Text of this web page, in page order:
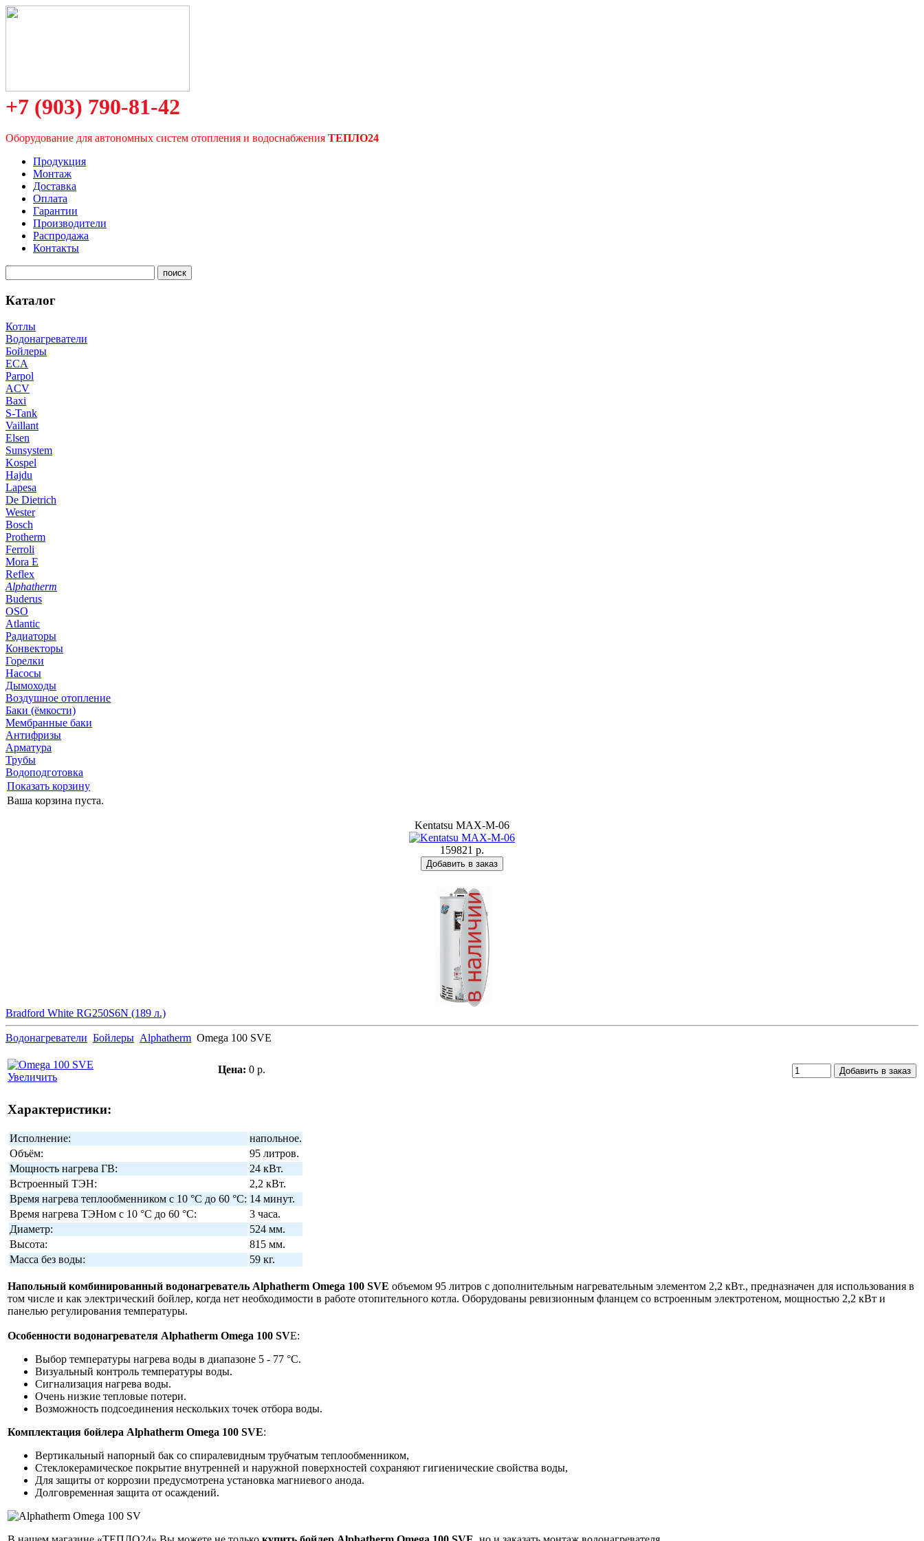
+7 (903) 790-81-42
Оборудование для автономных систем отопления и водоснабжения ТЕПЛО24
Продукция
Монтаж
Доставка
Оплата
Гарантии
Производители
Распродажа
Контакты
Каталог
Котлы
Водонагреватели
Бойлеры
ECA
Parpol
ACV
Baxi
S-Tank
Vaillant
Elsen
Sunsystem
Kospel
Hajdu
Lapesa
De Dietrich
Wester
Bosch
Protherm
Ferroli
Mora E
Reflex
Alphatherm
Buderus
OSO
Atlantic
Радиаторы
Конвекторы
Горелки
Насосы
Дымоходы
Воздушное отопление
Баки (ёмкости)
Мембранные баки
Антифризы
Арматура
Трубы
Водоподготовка
Показать корзину
Ваша корзина пуста.
Kentatsu MAX-M-06
159821 р.
Bradford White RG250S6N (189 л.)
Водонагреватели Бойлеры Alphatherm Omega 100 SVE
Увеличить
Цена: 0 р.
Характеристики:
Исполнение:
напольное.
Объём:
95 литров.
Мощность нагрева ГВ:
24 кВт.
Встроенный ТЭН:
2,2 кВт.
Время нагрева теплообменником с 10 °C до 60 °C: 14 минут.
Время нагрева ТЭНом с 10 °C до 60 °C:
3 часа.
Диаметр:
524 мм.
Высота:
815 мм.
Масса без воды:
59 кг.
Напольный комбинированный водонагреватель Alphatherm Omega 100 SVE объемом 95 литров с дополнительным нагревательным элементом 2,2 кВт., предназначен для использования в
том числе и как электрический бойлер, когда нет необходимости в работе отопительного котла. Оборудованы ревизионным фланцем со встроенным электротеном, мощностью 2,2 кВт и
панелью регулирования температуры.
Особенности водонагревателя Alphatherm Omega 100 SVE:
Выбор температуры нагрева воды в диапазоне 5 - 77 °С.
Визуальный контроль температуры воды.
Сигнализация нагрева воды.
Очень низкие тепловые потери.
Возможность подсоединения нескольких точек отбора воды.
Комплектация бойлера Alphatherm Omega 100 SVE:
Вертикальный напорный бак со спиралевидным трубчатым теплообменником,
Стеклокерамическое покрытие внутренней и наружной поверхностей сохраняют гигиенические свойства воды,
Для защиты от коррозии предусмотрена установка магниевого анода.
Долговременная защита от осаждений.